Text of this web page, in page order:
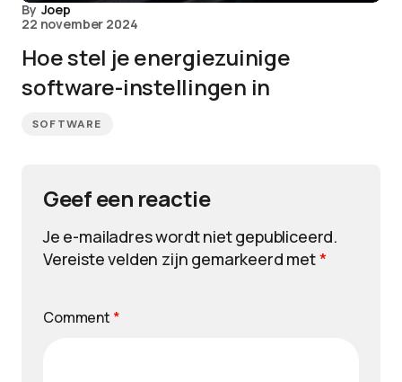
By Joep
22 november 2024
Hoe stel je energiezuinige
software-instellingen in
SOFTWARE
Geef een reactie
Je e-mailadres wordt niet gepubliceerd.
Vereiste velden zijn gemarkeerd met*
Comment *